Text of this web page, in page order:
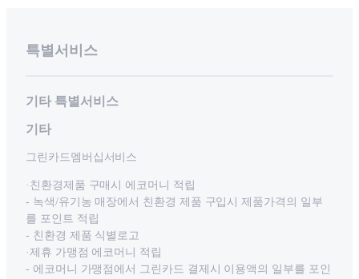
특별서비스
기타 특별서비스
기타
그린카드멤버십서비스
·친환경제품 구매시 에코머니 적립
- 녹색/유기농 매장에서 친환경 제품 구입시 제품가격의 일부
를 포인트 적립
- 친환경 제품 식별로고
·제휴 가맹점 에코머니 적립
- 에코머니 가맹점에서 그린카드 결제시 이용액의 일부를 포인